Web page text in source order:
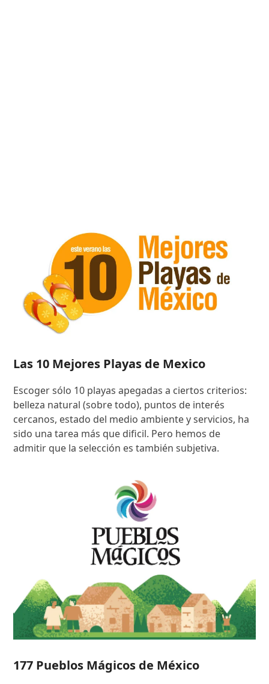
Las 10 Mejores Playas de Mexico
Escoger sólo 10 playas apegadas a ciertos criterios:
belleza natural (sobre todo), puntos de interés
cercanos, estado del medio ambiente y servicios, ha
sido una tarea más que dificil. Pero hemos de
admitir que la selección es también subjetiva.
177 Pueblos Mágicos de México